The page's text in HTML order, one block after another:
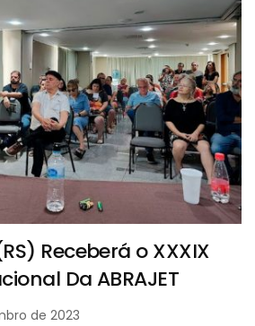
Receberá o XXXIX
Da ABRAJET
de 2023